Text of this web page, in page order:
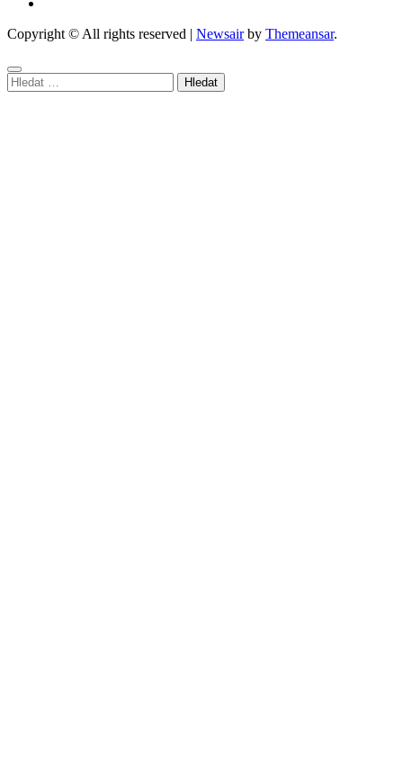
Copyright © All rights reserved | Newsairby Themeansar.
Vyhledávání